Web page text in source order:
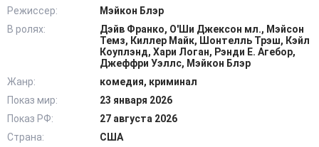
цепную реакцию. Герои случайно пересекают дорогу
местным бандитам, натыкаются на подозрительные
сделки с запрещенными веществами и оказываются
втянуты в разборки, обычно отмечаемые в
криминальных сводках. Каждый новый поворот дороги
приносит проблемы: необъяснимо пропадают деньги,
вдруг выясняется, что у пассажира есть собственные
тайные цели. Друзья все глубже вязнут в незавидной
Режиссер:
Мэйкон Блэр
В ролях:
Дэйв Франко, О'Ши Джексон мл., Мэйсон
Темз, Киллер Майк, Шонтелль Трэш, Кэйл
Коуплэнд, Хари Логан, Рэнди Е. Агебор,
Джеффри Уэллс, Мэйкон Блэр
Жанр:
комедия, криминал
Показ мир:
23 января 2026
Показ РФ:
27 августа 2026
Страна:
США